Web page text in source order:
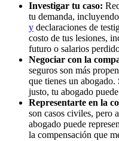
Investigar tu caso:
tu demanda,
y declaraciones de
costo de tus lesiones,
futuro o salarios
Negociar con la
seguros son más
que tienes un
justo, tu abogado
Representarte en la
son casos civiles, pero
abogado puede
la compensación que